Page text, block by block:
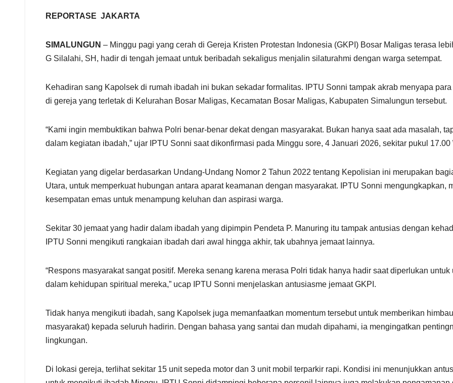
a
e
REPORTASE JAKARTA
SIMALUNGUN – Minggu pagi yang cerah di Gereja Kristen Protestan Indonesia (GKPI) Bosar Maligas terasa
G Silalahi, SH, hadir di tengah jemaat untuk beribadah sekaligus menjalin silaturahmi dengan warga setempat.
Kehadiran sang Kapolsek di rumah ibadah ini bukan sekadar formalitas. IPTU Sonni tampak akrab menyapa
di gereja yang terletak di Kelurahan Bosar Maligas, Kecamatan Bosar Maligas, Kabupaten Simalungun tersebut.
“Kami ingin membuktikan bahwa Polri benar-benar dekat dengan masyarakat. Bukan hanya saat ada masalah,
dalam kegiatan ibadah,” ujar IPTU Sonni saat dikonfirmasi pada Minggu sore, 4 Januari 2026, sekitar pukul 17.00
Kegiatan yang digelar berdasarkan Undang-Undang Nomor 2 Tahun 2022 tentang Kepolisian ini merupakan
Utara, untuk memperkuat hubungan antara aparat keamanan dengan masyarakat. IPTU Sonni mengungkapkan,
kesempatan emas untuk menampung keluhan dan aspirasi warga.
Sekitar 30 jemaat yang hadir dalam ibadah yang dipimpin Pendeta P. Manuring itu tampak antusias dengan
IPTU Sonni mengikuti rangkaian ibadah dari awal hingga akhir, tak ubahnya jemaat lainnya.
“Respons masyarakat sangat positif. Mereka senang karena merasa Polri tidak hanya hadir saat diperlukan
dalam kehidupan spiritual mereka,” ucap IPTU Sonni menjelaskan antusiasme jemaat GKPI.
Tidak hanya mengikuti ibadah, sang Kapolsek juga memanfaatkan momentum tersebut untuk memberikan
masyarakat) kepada seluruh hadirin. Dengan bahasa yang santai dan mudah dipahami, ia mengingatkan
lingkungan.
Di lokasi gereja, terlihat sekitar 15 unit sepeda motor dan 3 unit mobil terparkir rapi. Kondisi ini menunjukkan